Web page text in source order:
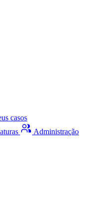
casos
Administração